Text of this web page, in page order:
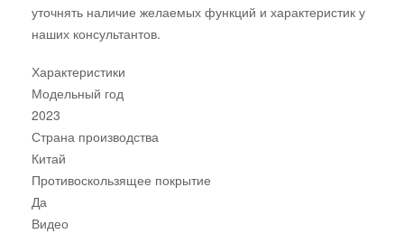
уточнять наличие желаемых функций и характеристик у
наших консультантов.
Характеристики
Модельный год
2023
Страна производства
Китай
Противоскользящее покрытие
Да
Видео